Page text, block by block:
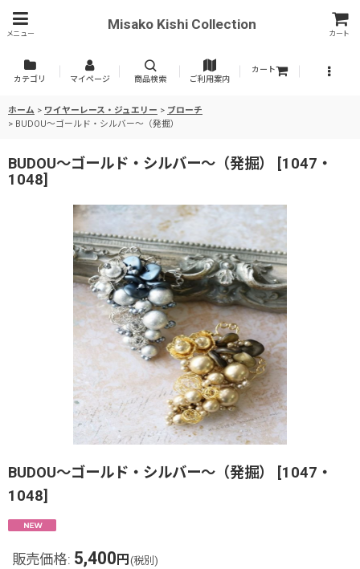
メニュー
Misako Kishi Collection
カート
カテゴリ マイページ 商品検索 ご利用案内
カート
ホーム > ワイヤーレース・ジュエリー > ブローチ
> BUDOU〜ゴールド・シルバー〜（発掘）
BUDOU〜ゴールド・シルバー〜（発掘） [1047・
1048]
BUDOU〜ゴールド・シルバー〜（発掘） [1047・
1048]
販売価格: 5,400 円 (税別)